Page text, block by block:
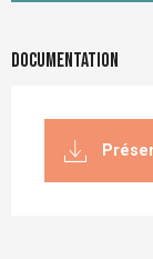
Documentation